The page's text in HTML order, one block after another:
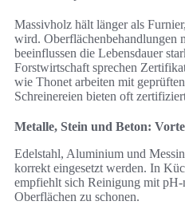
Massivholz hält länger als
wird. Oberflächenbehandlungen
beeinflussen die Lebensdauer
Forstwirtschaft sprechen
wie Thonet arbeiten mit
Schreinereien bieten oft
Metalle, Stein und Beton:
Edelstahl, Aluminium und
korrekt eingesetzt werden. In
empfiehlt sich Reinigung mit
Oberflächen zu schonen.